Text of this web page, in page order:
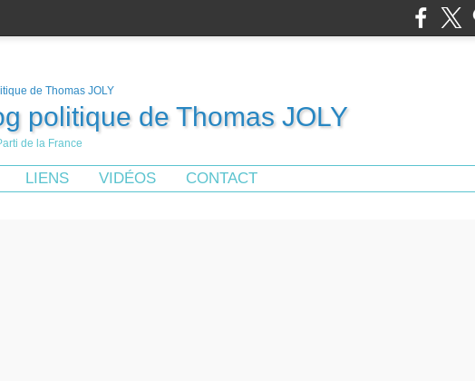
politique de Thomas JOLY
de la France
LIENS VIDÉOS CONTACT